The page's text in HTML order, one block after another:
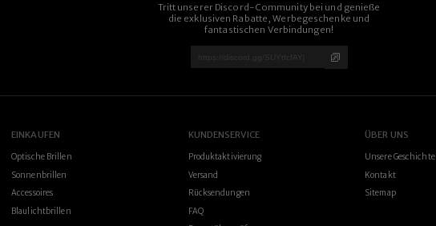
Tritt unserer Discord-Community bei und genieße
die exklusiven Rabatte, Werbegeschenke und
fantastischen Verbindungen!
EINKAUFEN
Optische Brillen
Sonnenbrillen
Accessoires
Blaulichtbrillen
KUNDENSERVICE
Produktaktivierung
Versand
Rücksendungen
FAQ
ÜBER UNS
Unsere Geschichte
Kontakt
Sitemap